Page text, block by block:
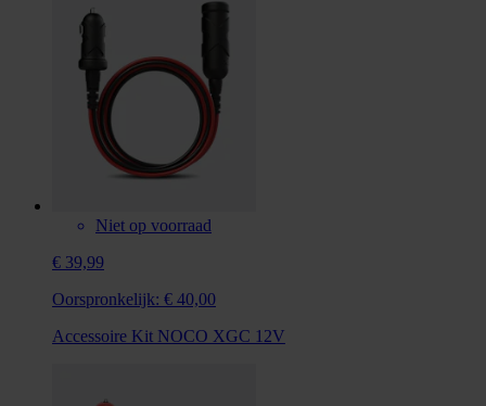
Niet op voorraad
€ 39,99
Oorspronkelijk: € 40,00
Accessoire Kit NOCO XGC 12V